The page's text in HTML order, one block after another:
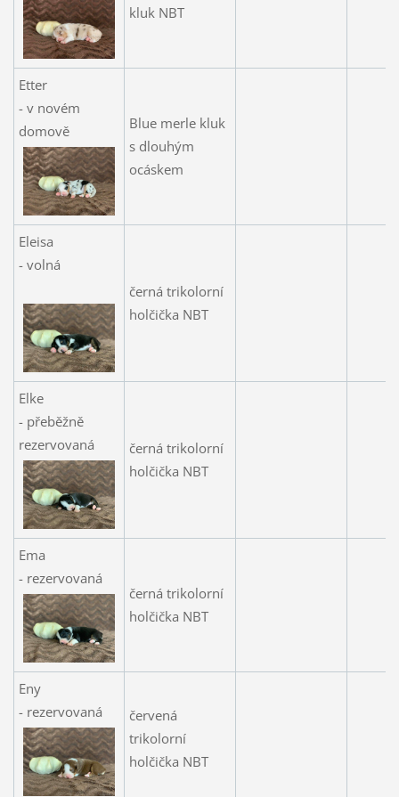
kluk NBT
Etter
- v novém
domově
Blue merle kluk
s dlouhým
ocáskem
Eleisa
- volná
černá trikolorní
holčička NBT
Elke
- přeběžně
rezervovaná
černá trikolorní
holčička NBT
Ema
- rezervovaná
černá trikolorní
holčička NBT
Eny
- rezervovaná
červená
trikolorní
holčička NBT